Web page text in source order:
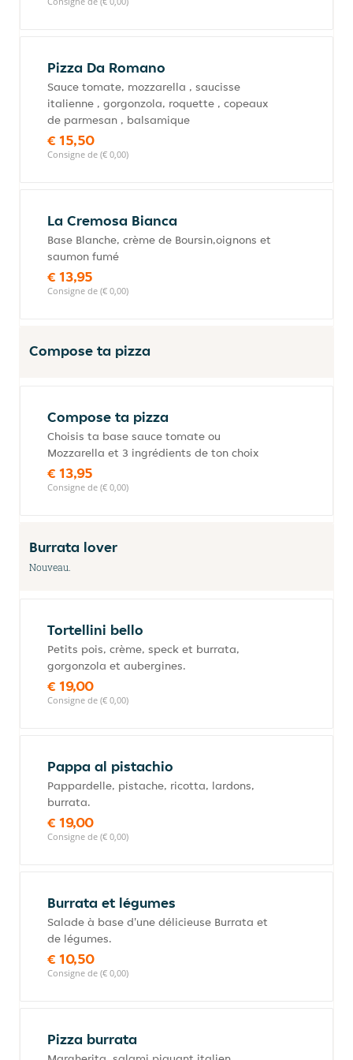
Pizza Da Romano
Sauce tomate, mozzarella , saucisse
italienne , gorgonzola, roquette , copeaux
de parmesan , balsamique
€ 15,50
Consigne de (€ 0,00)
La Cremosa Bianca
Base Blanche, crème de Boursin,oignons et
saumon fumé
€ 13,95
Consigne de (€ 0,00)
Compose ta pizza
Compose ta pizza
Choisis ta base sauce tomate ou
Mozzarella et 3 ingrédients de ton choix
€ 13,95
Consigne de (€ 0,00)
Burrata lover
Nouveau.
Tortellini bello
Petits pois, crème, speck et burrata,
gorgonzola et aubergines.
€ 19,00
Consigne de (€ 0,00)
Pappa al pistachio
Pappardelle, pistache, ricotta, lardons,
burrata.
€ 19,00
Consigne de (€ 0,00)
Burrata et légumes
Salade à base d'une délicieuse Burrata et
de légumes.
€ 10,50
Consigne de (€ 0,00)
Pizza burrata